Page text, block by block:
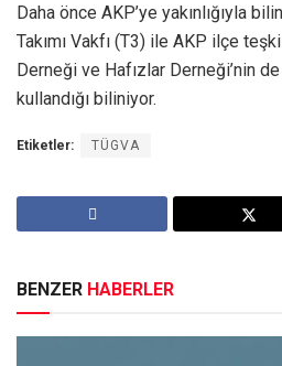
Daha önce AKP’ye yakınlığıyla
Takımı Vakfı (T3) ile AKP ilçe
Derneği ve Hafızlar Derneği’nin de
kullandığı biliniyor.
Etiketler: TÜGVA
BENZER HABERLER